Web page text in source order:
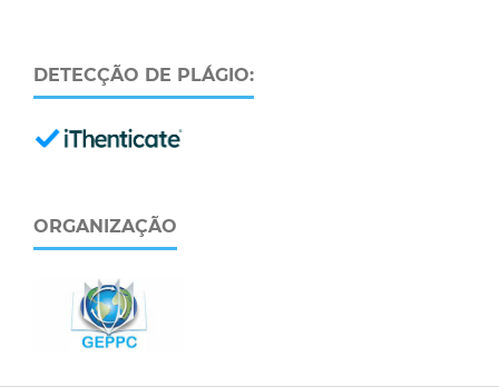
DETECÇÃO DE PLÁGIO:
ORGANIZAÇÃO